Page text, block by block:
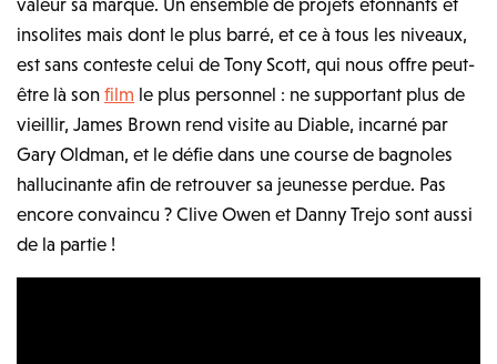
insolites mais dont le plus barré, et ce à tous les niveaux,
est sans conteste celui de Tony Scott, qui nous offre peut-
être là sonfilm le plus personnel : ne supportant plus de
vieillir, James Brown rend visite au Diable, incarné par
Gary Oldman, et le défie dans une course de bagnoles
hallucinante afin de retrouver sa jeunesse perdue. Pas
encore convaincu ? Clive Owen et Danny Trejo sont aussi
de la partie !